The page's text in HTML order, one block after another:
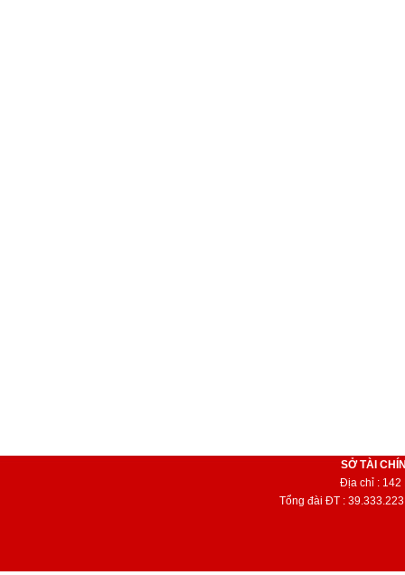
SỞ TÀI
Địa chỉ : 142
Tổng đài ĐT :